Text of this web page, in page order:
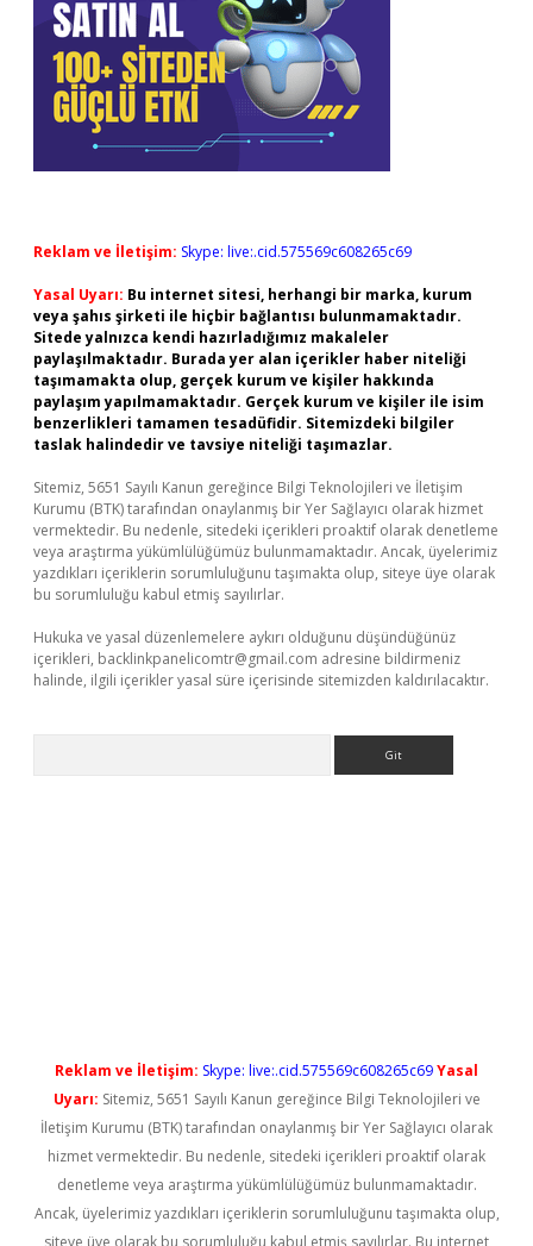
Reklam ve İletişim: Skype: live:.cid.575569c608265c69
Yasal Uyarı: Bu internet sitesi, herhangi bir marka, kurum
veya şahıs şirketi ile hiçbir bağlantısı bulunmamaktadır.
Sitede yalnızca kendi hazırladığımız makaleler
paylaşılmaktadır. Burada yer alan içerikler haber niteliği
taşımamakta olup, gerçek kurum ve kişiler hakkında
paylaşım yapılmamaktadır. Gerçek kurum ve kişiler ile isim
benzerlikleri tamamen tesadüfidir. Sitemizdeki bilgiler
taslak halindedir ve tavsiye niteliği taşımazlar.
Sitemiz, 5651 Sayılı Kanun gereğince Bilgi Teknolojileri ve İletişim
Kurumu (BTK) tarafından onaylanmış bir Yer Sağlayıcı olarak hizmet
vermektedir. Bu nedenle, sitedeki içerikleri proaktif olarak denetleme
veya araştırma yükümlülüğümüz bulunmamaktadır. Ancak, üyelerimiz
yazdıkları içeriklerin sorumluluğunu taşımakta olup, siteye üye olarak
bu sorumluluğu kabul etmiş sayılırlar.
Hukuka ve yasal düzenlemelere aykırı olduğunu düşündüğünüz
içerikleri, backlinkpanelicomtr@gmail.com adresine bildirmeniz
halinde, ilgili içerikler yasal süre içerisinde sitemizden kaldırılacaktır.
Reklam ve İletişim: Skype: live:.cid.575569c608265c69Yasal
Uyarı: Sitemiz, 5651 Sayılı Kanun gereğince Bilgi Teknolojileri ve
İletişim Kurumu (BTK) tarafından onaylanmış bir Yer Sağlayıcı olarak
hizmet vermektedir. Bu nedenle, sitedeki içerikleri proaktif olarak
denetleme veya araştırma yükümlülüğümüz bulunmamaktadır.
Ancak, üyelerimiz yazdıkları içeriklerin sorumluluğunu taşımakta olup,
siteye üye olarak bu sorumluluğu kabul etmiş sayılırlar. Bu internet